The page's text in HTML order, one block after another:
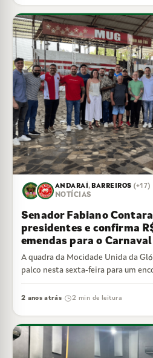
ANDARAÍ , BARREIROS (+17)
NOTÍCIAS
Senador Fabiano
presidentes e confirma
emendas para o
A quadra da Mocidade Unida da
palco nesta sexta-feira para um
desfiles das…
2 anos atrás· 2 min de leitura